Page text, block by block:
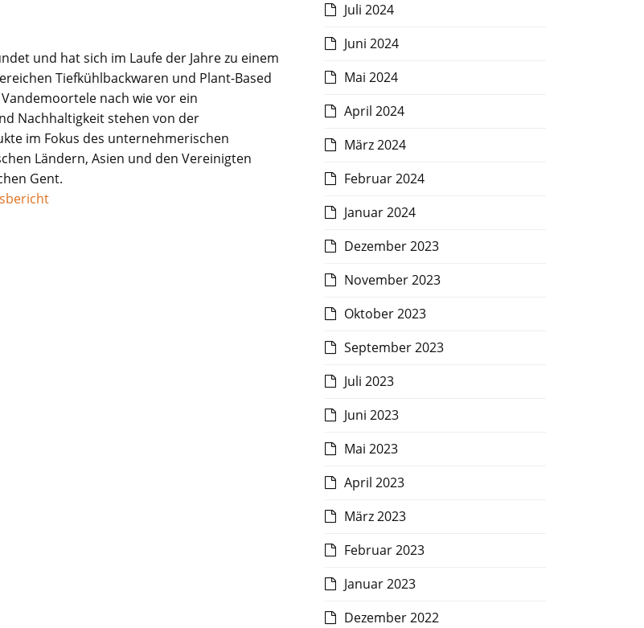
und hat sich im Laufe der Jahre zu einem
Tiefkühlbackwaren und Plant-Based
nach wie vor ein
Nachhaltigkeit stehen von der
im Fokus des unternehmerischen
Ländern, Asien und den Vereinigten
Gent.
Juli 2024
Juni 2024
Mai 2024
April 2024
März 2024
Februar 2024
Januar 2024
Dezember 2023
November 2023
Oktober 2023
September 2023
Juli 2023
Juni 2023
Mai 2023
April 2023
März 2023
Februar 2023
Januar 2023
Dezember 2022